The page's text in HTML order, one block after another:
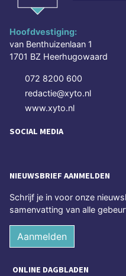
Hoofdvestiging:
van Benthuizenlaan 1
1701 BZ Heerhugowaard
072 8200 600
redactie@xyto.nl
www.xyto.nl
SOCIAL MEDIA
NIEUWSBRIEF AANMELDEN
Schrijf je in voor onze
samenvatting van alle
Aanmelden
ONLINE DAGBLADEN